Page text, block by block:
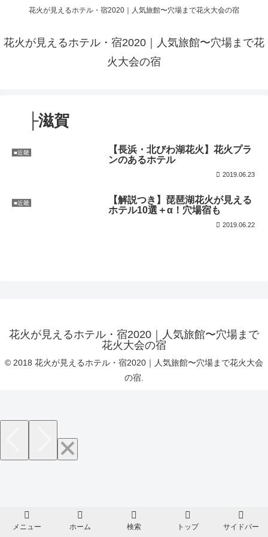
花火が見えるホテル・宿2020｜人気旅館〜穴場まで花火大会の宿
花火が見えるホテル・宿2020｜人気旅館〜穴場まで花
火大会の宿
├滋賀
■近畿
【長浜・北びわ湖花火】花火プラ
ンのあるホテル
2019.06.23
■近畿
【解説つき】琵琶湖花火が見える
ホテル10選＋α！穴場宿も
2019.06.22
花火が見えるホテル・宿2020｜人気旅館〜穴場まで
花火大会の宿
© 2018 花火が見えるホテル・宿2020｜人気旅館〜穴場まで花火大会
の宿.
メニュー ホーム 検索 トップ サイドバー